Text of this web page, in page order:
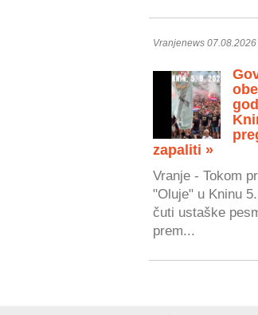
Vranjenews
zapaliti »
Vranje - Tokom
"Oluje" u Kninu
čuti ustaške
prem...